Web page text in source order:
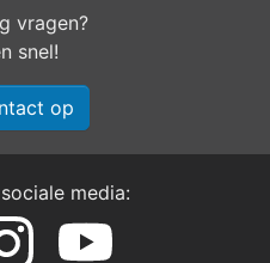
vragen?
snel!
op
media: